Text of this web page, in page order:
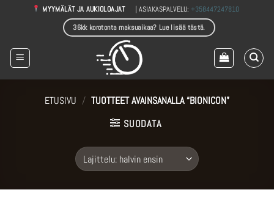
MYYMÄLÄT JA AUKIOLOAJAT | ASIAKASPALVELU:+358447247810
36kk korotonta maksuaikaa? Lue lisää tästä.
ETUSIVU / TUOTTEET AVAINSANALLA “BIONICON”
SUODATA